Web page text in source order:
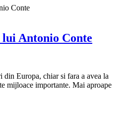
Antonio Conte
Europa, chiar si fara a avea la
mijloace importante. Mai aproape